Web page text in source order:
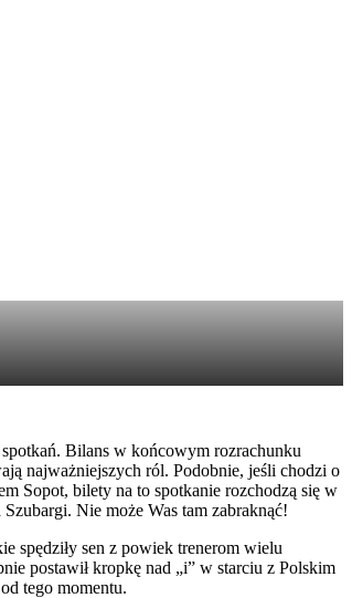
Bilans w końcowym rozrachunku
najważniejszych ról. Podobnie, jeśli chodzi o
Sopot, bilety na to spotkanie rozchodzą się w
Nie może Was tam zabraknąć!
spędziły sen z powiek trenerom wielu
postawił kropkę nad „i” w starciu z Polskim
tego momentu.